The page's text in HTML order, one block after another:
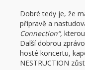
Dobré tedy je, že
přípravě a
Connection“,
Další dobrou
hosté koncertu,
NESTRUCTION